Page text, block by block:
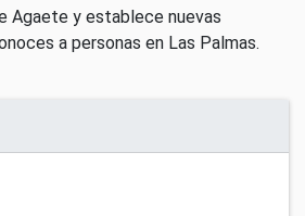
Agaete y establece nuevas
a personas en Las Palmas.